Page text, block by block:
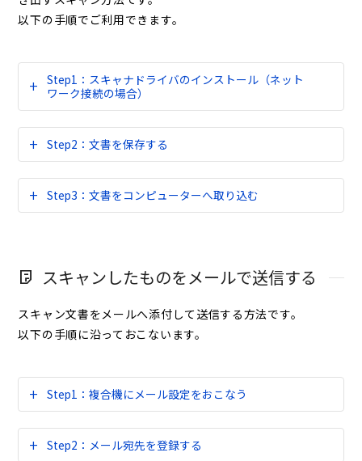
以下の手順でご利用できます。
Step1：スキャナドライバのインストール（ネット
ワーク接続の場合）
Step2：文書を保存する
Step3：文書をコンピューターへ取り込む
スキャンしたものをメールで送信する
スキャン文書をメールへ添付して送信する方法です。
以下の手順に沿っておこないます。
Step1：複合機にメール設定をおこなう
Step2：メール宛先を登録する